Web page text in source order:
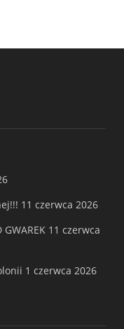
11 czerwca 2026
11 czerwca
1 czerwca 2026